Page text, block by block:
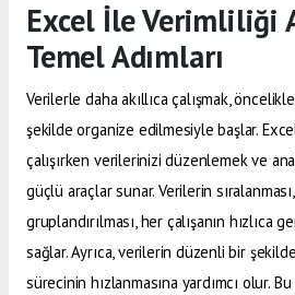
Excel İle Verimliliği
Temel Adımları
Verilerle daha akıllıca çalışmak,
şekilde organize edilmesiyle başlar.
çalışırken verilerinizi düzenlemek ve
güçlü araçlar sunar. Verilerin
gruplandırılması, her çalışanın hızlıca
sağlar. Ayrıca, verilerin düzenli bir
sürecinin hızlanmasına yardımcı olur.